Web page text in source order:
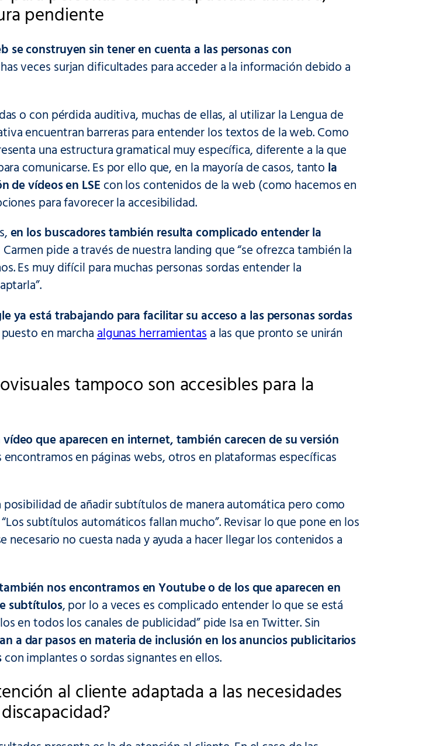
pendiente
se construyen sin tener en cuenta a las personas con
veces surjan dificultades para acceder a la información debido a
o con pérdida auditiva, muchas de ellas, al utilizar la Lengua de
encuentran barreras para entender los textos de la web. Como
una estructura gramatical muy específica, diferente a la que
comunicarse. Es por ello que, en la mayoría de casos, tanto la
de vídeos en LSEcon los contenidos de la web (como hacemos en
para favorecer la accesibilidad.
en los buscadores también resulta complicado entender la
Carmen pide a través de nuestra landing que “se ofrezca también la
Es muy difícil para muchas personas sordas entender la
ya está trabajando para facilitar su acceso a las personas sordas
en marchaalgunas herramientasa las que pronto se unirán
tampoco son accesibles para la
que aparecen en internet, también carecen de su versión
en páginas webs, otros en plataformas específicas
de añadir subtítulos de manera automática pero como
subtítulos automáticos fallan mucho”. Revisar lo que pone en los
no cuesta nada y ayuda a hacer llegar los contenidos a
nos encontramos en Youtube o de los que aparecen en
subtítulos, por lo a veces es complicado entender lo que se está
en todos los canales de publicidad” pide Isa en Twitter. Sin
a dar pasos en materia de inclusión en los anuncios publicitarios
con implantes o sordas signantes en ellos.
al cliente adaptada a las necesidades